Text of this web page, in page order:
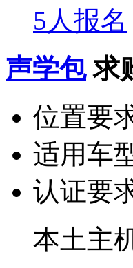
5人报名
声学包 求
位置要
适用车
认证要
本土主